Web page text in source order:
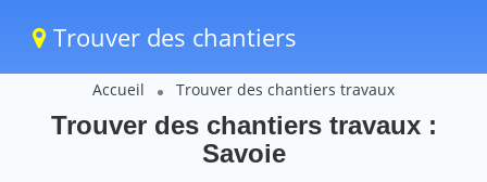
Trouver des chantiers
Accueil Trouver des chantiers travaux
Trouver des chantiers travaux :
Savoie